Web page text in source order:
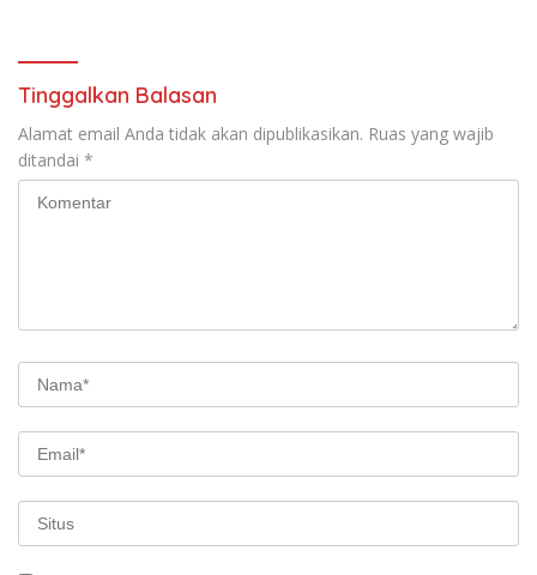
Tinggalkan Balasan
Alamat email Anda tidak akan dipublikasikan. Ruas yang wajib
ditandai *